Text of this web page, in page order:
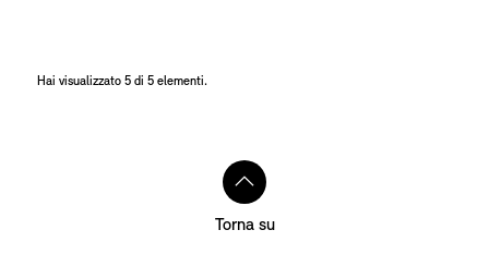
Hai visualizzato 5 di 5 elementi.